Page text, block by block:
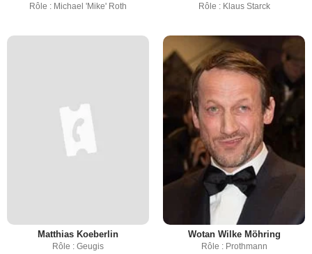
Rôle : Michael 'Mike' Roth Rôle : Klaus Starck
Matthias Koeberlin
Rôle : Geugis
Wotan Wilke Möhring
Rôle : Prothmann